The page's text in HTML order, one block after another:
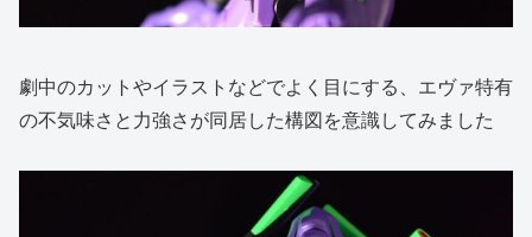
劇中のカットやイラストなどでよく目にする、エヴァ特有
の不気味さと力強さが同居した構図を意識してみました